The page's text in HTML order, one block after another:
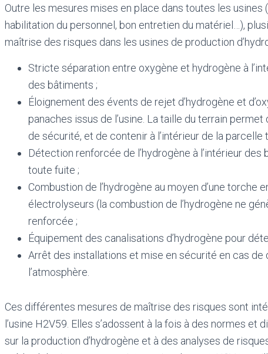
Outre les mesures mises en place dans toutes les usines
habilitation du personnel, bon entretien du matériel…),
maîtrise des risques dans les usines de production
Stricte séparation entre oxygène et hydrogène à
des bâtiments ;
Éloignement des évents de rejet d’hydrogène et
panaches issus de l’usine. La taille du terrain
de sécurité, et de contenir à l’intérieur de la parcelle
Détection renforcée de l’hydrogène à l’intérieur
toute fuite ;
Combustion de l’hydrogène au moyen d’une torche
électrolyseurs (la combustion de l’hydrogène ne
renforcée ;
Équipement des canalisations d’hydrogène pour
Arrêt des installations et mise en sécurité en cas de
l’atmosphère.
Ces différentes mesures de maîtrise des risques sont
l’usine H2V59. Elles s’adossent à la fois à des normes
sur la production d’hydrogène et à des analyses de